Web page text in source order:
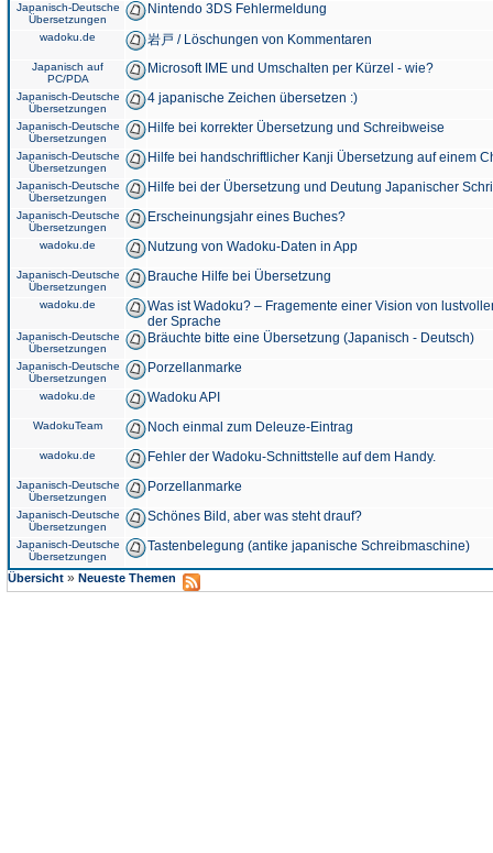
Japanisch-Deutsche
Übersetzungen
Nintendo 3DS Fehlermeldung
wadoku.de 岩戸 / Löschungen von Kommentaren
Japanisch auf
PC/PDA
Microsoft IME und Umschalten per Kürzel - wie?
Japanisch-Deutsche
Übersetzungen
4 japanische Zeichen übersetzen :)
Japanisch-Deutsche
Übersetzungen
Hilfe bei korrekter Übersetzung und Schreibweise
Japanisch-Deutsche
Übersetzungen
Hilfe bei handschriftlicher Kanji Übersetzung auf einem
Japanisch-Deutsche
Übersetzungen
Hilfe bei der Übersetzung und Deutung Japanischer
Japanisch-Deutsche
Übersetzungen
Erscheinungsjahr eines Buches?
wadoku.de Nutzung von Wadoku-Daten in App
Japanisch-Deutsche
Übersetzungen
Brauche Hilfe bei Übersetzung
wadoku.de
Was ist Wadoku? – Fragemente einer Vision von
der Sprache
Japanisch-Deutsche
Übersetzungen
Bräuchte bitte eine Übersetzung (Japanisch - Deutsch)
Japanisch-Deutsche
Übersetzungen
Porzellanmarke
wadoku.de Wadoku API
WadokuTeam Noch einmal zum Deleuze-Eintrag
wadoku.de Fehler der Wadoku-Schnittstelle auf dem Handy.
Japanisch-Deutsche
Übersetzungen
Porzellanmarke
Japanisch-Deutsche
Übersetzungen
Schönes Bild, aber was steht drauf?
Japanisch-Deutsche
Übersetzungen
Tastenbelegung (antike japanische Schreibmaschine)
Übersicht » Neueste Themen